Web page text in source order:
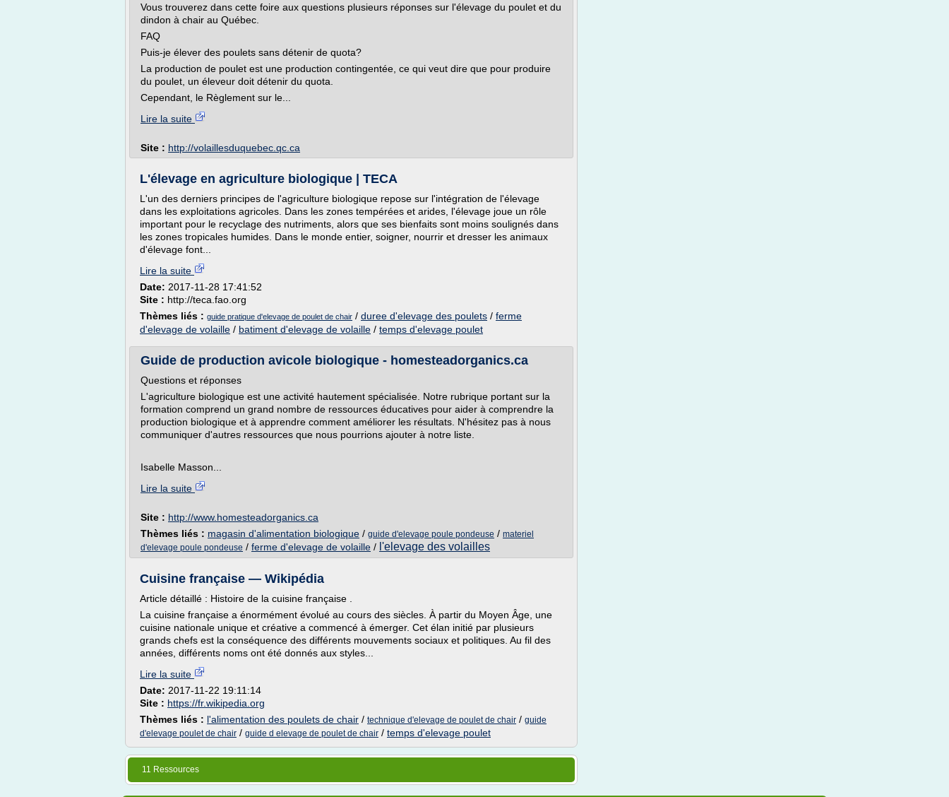
Vous trouverez dans cette foire aux questions plusieurs réponses sur l'élevage du poulet et du
dindon à chair au Québec.
FAQ
Puis-je élever des poulets sans détenir de quota?
La production de poulet est une production contingentée, ce qui veut dire que pour produire
du poulet, un éleveur doit détenir du quota.
Cependant, le Règlement sur le...
Lire la suite
Site : http://volaillesduquebec.qc.ca
L'élevage en agriculture biologique | TECA
L'un des derniers principes de l'agriculture biologique repose sur l'intégration de l'élevage
dans les exploitations agricoles. Dans les zones tempérées et arides, l'élevage joue un rôle
important pour le recyclage des nutriments, alors que ses bienfaits sont moins soulignés dans
les zones tropicales humides. Dans le monde entier, soigner, nourrir et dresser les animaux
d'élevage font...
Lire la suite
Date: 2017-11-28 17:41:52
Site : http://teca.fao.org
Thèmes liés : guide pratique d'elevage de poulet de chair / duree d'elevage des poulets / ferme
d'elevage de volaille / batiment d'elevage de volaille / temps d'elevage poulet
Guide de production avicole biologique - homesteadorganics.ca
Questions et réponses
L'agriculture biologique est une activité hautement spécialisée. Notre rubrique portant sur la
formation comprend un grand nombre de ressources éducatives pour aider à comprendre la
production biologique et à apprendre comment améliorer les résultats. N'hésitez pas à nous
communiquer d'autres ressources que nous pourrions ajouter à notre liste.
Isabelle Masson...
Lire la suite
Site : http://www.homesteadorganics.ca
Thèmes liés : magasin d'alimentation biologique / guide d'elevage poule pondeuse / materiel
d'elevage poule pondeuse / ferme d'elevage de volaille / l'elevage des volailles
Cuisine française — Wikipédia
Article détaillé : Histoire de la cuisine française .
La cuisine française a énormément évolué au cours des siècles. À partir du Moyen Âge, une
cuisine nationale unique et créative a commencé à émerger. Cet élan initié par plusieurs
grands chefs est la conséquence des différents mouvements sociaux et politiques. Au fil des
années, différents noms ont été donnés aux styles...
Lire la suite
Date: 2017-11-22 19:11:14
Site : https://fr.wikipedia.org
Thèmes liés : l'alimentation des poulets de chair / technique d'elevage de poulet de chair / guide
d'elevage poulet de chair / guide d elevage de poulet de chair / temps d'elevage poulet
11 Ressources